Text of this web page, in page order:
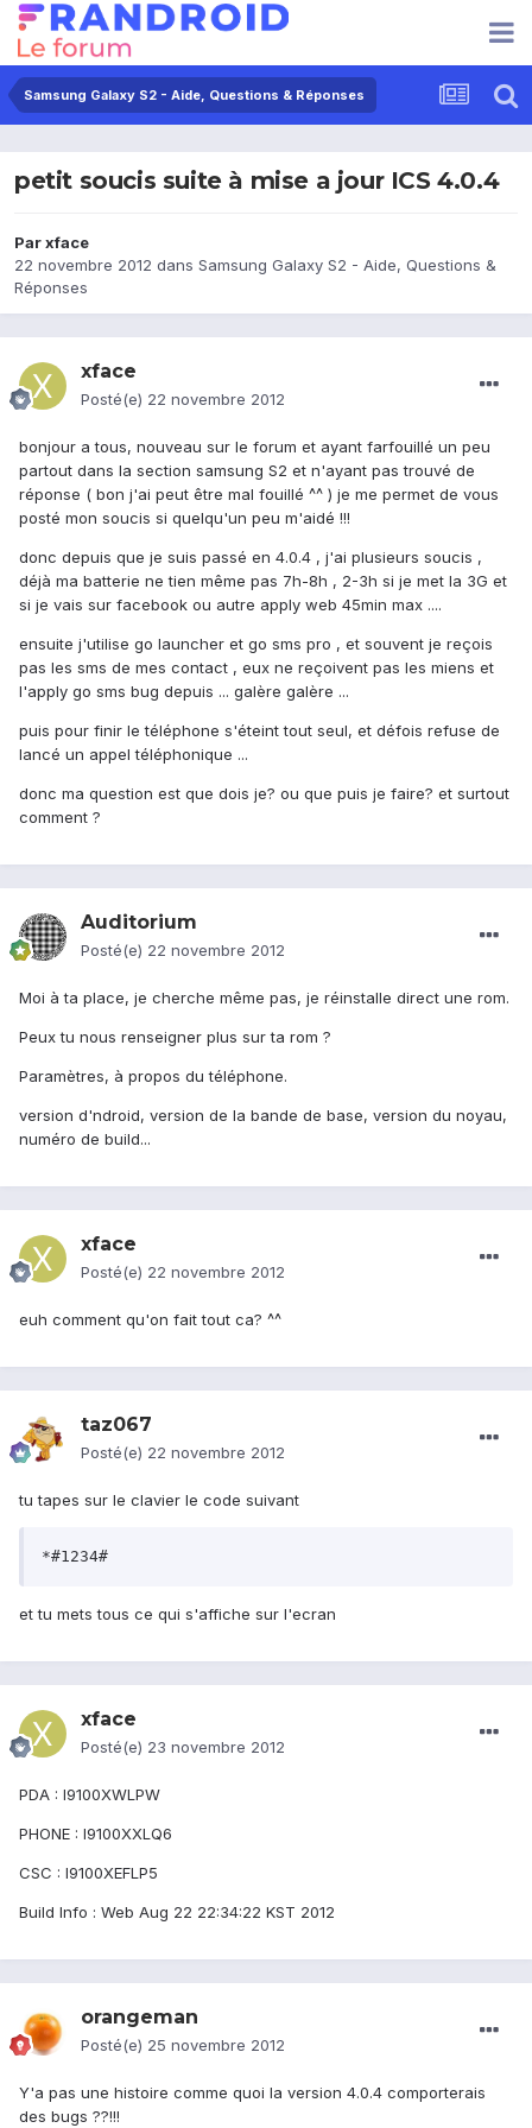
Samsung Galaxy S2 - Aide, Questions & Réponses
petit soucis suite à mise a jour ICS 4.0.4
Parxface
22 novembre 2012 dans Samsung Galaxy S2 - Aide, Questions &
Réponses
xface
Posté(e) 22 novembre 2012
bonjour a tous, nouveau sur le forum et ayant farfouillé un peu
partout dans la section samsung S2 et n'ayant pas trouvé de
réponse ( bon j'ai peut être mal fouillé ^^ ) je me permet de vous
posté mon soucis si quelqu'un peu m'aidé !!!
donc depuis que je suis passé en 4.0.4 , j'ai plusieurs soucis ,
déjà ma batterie ne tien même pas 7h-8h , 2-3h si je met la 3G et
si je vais sur facebook ou autre apply web 45min max ....
ensuite j'utilise go launcher et go sms pro , et souvent je reçois
pas les sms de mes contact , eux ne reçoivent pas les miens et
l'apply go sms bug depuis ... galère galère ...
puis pour finir le téléphone s'éteint tout seul, et défois refuse de
lancé un appel téléphonique ...
donc ma question est que dois je? ou que puis je faire? et surtout
comment ?
Auditorium
Posté(e) 22 novembre 2012
Moi à ta place, je cherche même pas, je réinstalle direct une rom.
Peux tu nous renseigner plus sur ta rom ?
Paramètres, à propos du téléphone.
version d'ndroid, version de la bande de base, version du noyau,
numéro de build...
xface
Posté(e) 22 novembre 2012
euh comment qu'on fait tout ca? ^^
taz067
Posté(e) 22 novembre 2012
tu tapes sur le clavier le code suivant
*#1234#
et tu mets tous ce qui s'affiche sur l'ecran
xface
Posté(e) 23 novembre 2012
PDA : I9100XWLPW
PHONE : I9100XXLQ6
CSC : I9100XEFLP5
Build Info : Web Aug 22 22:34:22 KST 2012
orangeman
Posté(e) 25 novembre 2012
Y'a pas une histoire comme quoi la version 4.0.4 comporterais
des bugs ??!!!